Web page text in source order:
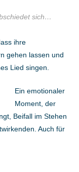
sich…
ihre
gehen lassen und
Lied singen.
Ein emotionaler
Moment, der
Beifall im Stehen
Auch für